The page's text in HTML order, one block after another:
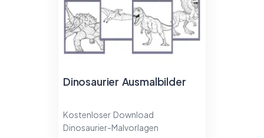
Dinosaurier Ausmalbilder
Kostenloser Download
Dinosaurier-Malvorlagen